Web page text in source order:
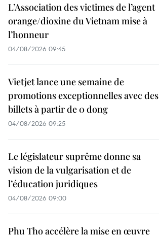
L’Association des victimes de l’agent
orange/dioxine du Vietnam mise à
l’honneur
04/08/2026 09:45
Vietjet lance une semaine de
promotions exceptionnelles avec des
billets à partir de 0 dong
04/08/2026 09:25
Le législateur suprême donne sa
vision de la vulgarisation et de
l’éducation juridiques
04/08/2026 09:00
Phu Tho accélère la mise en œuvre